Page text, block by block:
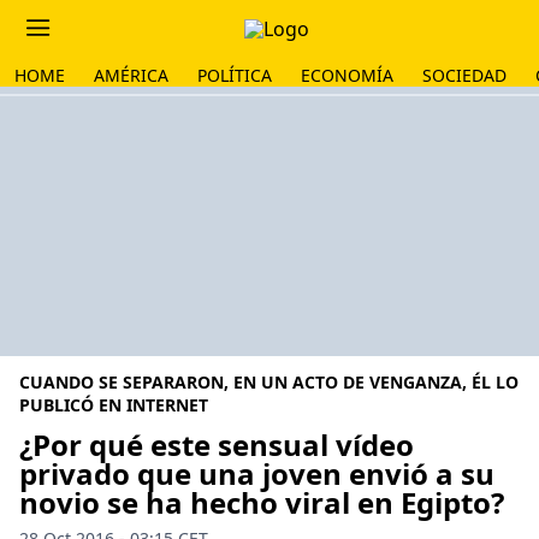
HOME AMÉRICA POLÍTICA ECONOMÍA SOCIEDAD
CUANDO SE SEPARARON, EN UN ACTO DE VENGANZA, ÉL LO
PUBLICÓ EN INTERNET
¿Por qué este sensual vídeo
privado que una joven envió a su
novio se ha hecho viral en Egipto?